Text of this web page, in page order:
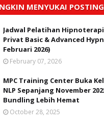
MENYUKAI
Jadwal Pelatihan
Privat Basic & Advanced
Februari 2026)
February 07, 2026
MPC Training Center Buka
NLP Sepanjang November
Bundling Lebih Hemat
October 28, 2025